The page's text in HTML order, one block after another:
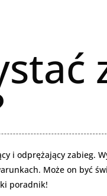
i odprężający zabieg.
Może on być
poradnik!